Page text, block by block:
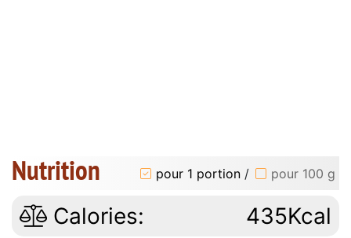
Nutrition pour 1 portion / pour 100 g
Calories: 435Kcal